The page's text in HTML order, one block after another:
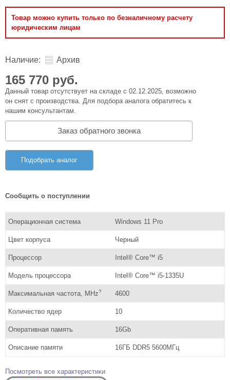
Товар можно купить только по безналичному расчету
юридическим лицам
Наличие: Архив
165 770 руб.
Данный товар отсутствует на складе с 02.12.2025, возможно
он снят с производства. Для подбора аналога обратитесь к
нашим консультантам.
Заказ обратного звонка
Подобрать аналог
Сообщить о поступлении
Операционная система Windows 11 Pro
Цвет корпуса Черный
Процессор Intel® Core™ i5
Модель процессора Intel® Core™ i5-1335U
Максимальная частота, MHz? 4600
Количество ядер 10
Оперативная память 16Gb
Описание памяти 16ГБ DDR5 5600МГц
Посмотреть все характеристики